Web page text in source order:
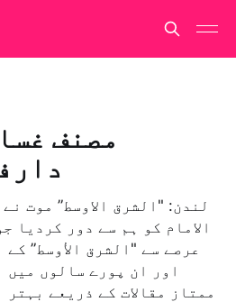
مصنف
لندن: "الشرق الاوسط” موت
الامام کو ہم سے دور کردیا
عرصے سے "الشرق الأوسط”
اور ان پورے سالوں میں
ممتاز مقالات کے ذریعے